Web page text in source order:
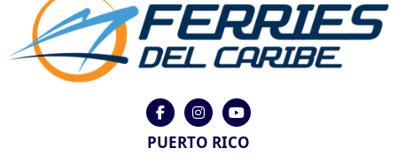
PUERTO RICO